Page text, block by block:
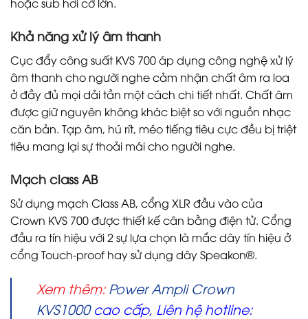
hoặc sub hơi cỡ lớn.
Khả năng xử lý âm thanh
Cục đẩy công suất KVS 700 áp dụng công nghệ xử lý
âm thanh cho người nghe cảm nhận chất âm ra loa
ở đầy đủ mọi dải tần một cách chi tiết nhất. Chất âm
được giữ nguyên không khác biệt so với nguồn nhạc
căn bản. Tạp âm, hú rít, méo tiếng tiêu cực đều bị triệt
tiêu mang lại sự thoải mái cho người nghe.
Mạch class AB
Sử dụng mạch Class AB, cổng XLR đầu vào của
Crown KVS 700 được thiết kế cân bằng điện tử. Cổng
đầu ra tín hiệu với 2 sự lựa chọn là mắc dây tín hiệu ở
cổng Touch-proof hay sử dụng dây Speakon®.
Xem thêm: Power Ampli Crown
KVS1000cao cấp, Liên hệ hotline: